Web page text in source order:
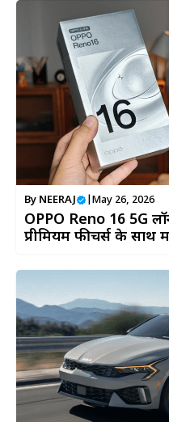
By NEERAJ May 26, 2026
OPPO Reno 16 5G
प्रीमियम फीचर्स के साथ